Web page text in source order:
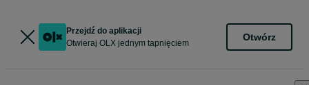
Przejdź do aplikacji
Otwieraj OLX jednym tapnięciem
Otwórz